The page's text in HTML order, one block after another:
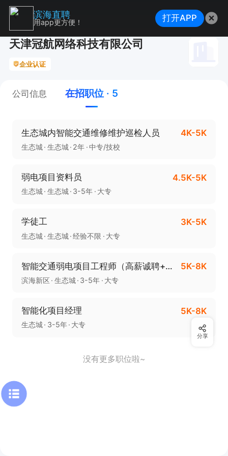
天津冠航网络科技有限公司
企业认证
公司信息 在招职位 · 5
生态城内智能交通维修维护巡检人员 4K-5K
生态城 生态城 2年 中专/技校
弱电项目资料员 4.5K-5K
生态城 生态城 3-5年 大专
学徒工 3K-5K
生态城 生态城 经验不限 大专
智能交通弱电项目工程师（高薪诚聘+年终奖） 5K-8K
滨海新区 生态城 3-5年 大专
智能化项目经理 5K-8K
生态城 3-5年 大专
没有更多职位啦~
分享
滨海直聘
用app更方便！ 打开APP